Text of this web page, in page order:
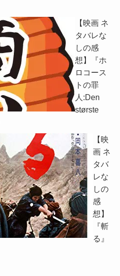
【映画 ネ
タバレな
しの感
想】『ホ
ロコース
トの罪
人:Den
største
【映
画 ネ
タバ
レな
しの
感
想】
『斬
る』